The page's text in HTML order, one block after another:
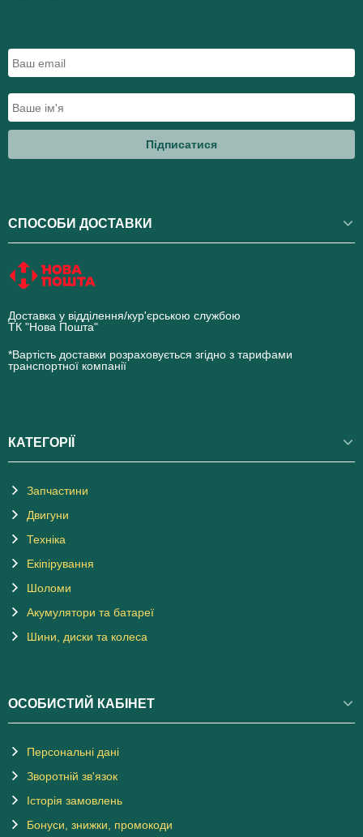
Підписатися
СПОСОБИ ДОСТАВКИ
Доставка у відділення/кур'єрською службою
ТК "Нова Пошта"
*Вартість доставки розраховується згідно з тарифами
транспортної компанії
КАТЕГОРІЇ
Запчастини
Двигуни
Техніка
Екіпірування
Шоломи
Акумулятори та батареї
Шини, диски та колеса
ОСОБИСТИЙ КАБІНЕТ
Персональні дані
Зворотній зв'язок
Історія замовлень
Бонуси, знижки, промокоди